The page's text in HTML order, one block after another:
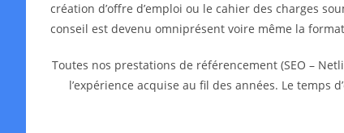
création d’offre d’emploi ou le cahier des charges
conseil est devenu omniprésent voire même la
Toutes nos prestations de référencement (SEO –
l’expérience acquise au fil des années. Le